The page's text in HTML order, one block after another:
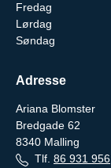
Fredag
Lørdag
Søndag
Adresse
Ariana Blomster
Bredgade 62
8340 Malling
Tlf. 86 931 956